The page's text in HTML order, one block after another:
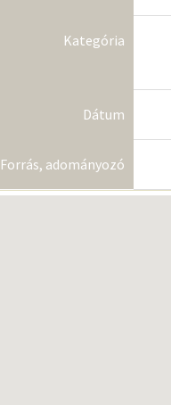
Kategória
Dátum
Forrás, adományozó